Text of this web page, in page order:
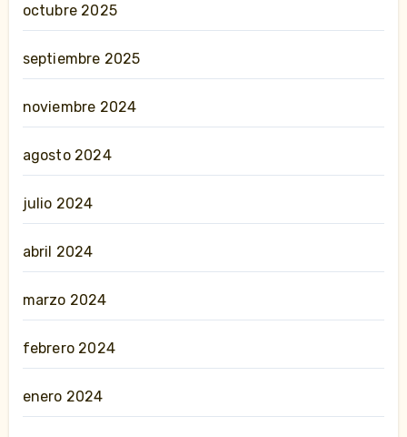
octubre 2025
septiembre 2025
noviembre 2024
agosto 2024
julio 2024
abril 2024
marzo 2024
febrero 2024
enero 2024